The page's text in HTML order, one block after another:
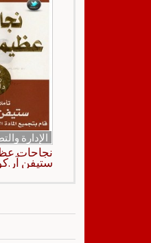
الإدارة
نجاحات
ستيفن